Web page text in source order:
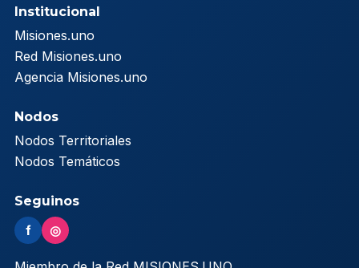
Institucional
Misiones.uno
Red Misiones.uno
Agencia Misiones.uno
Nodos
Nodos Territoriales
Nodos Temáticos
Seguinos
f ◎